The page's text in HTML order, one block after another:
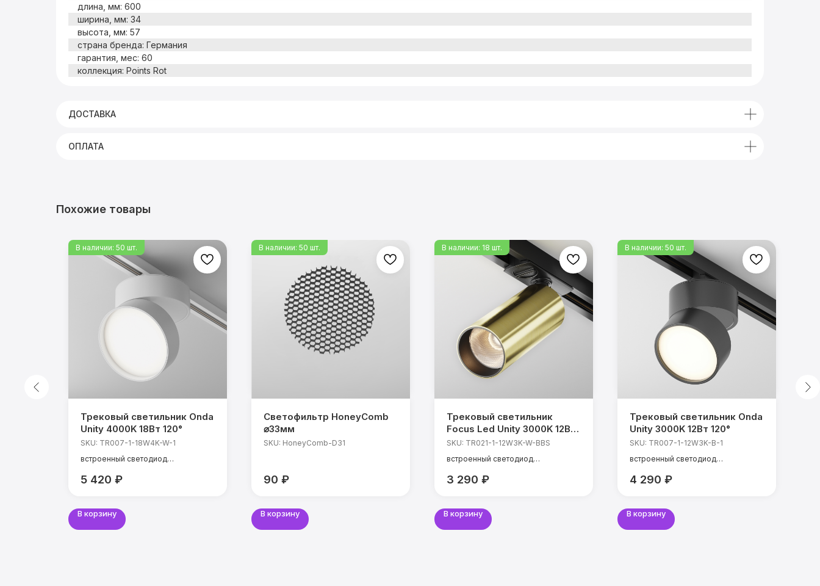
длина, мм: 600
ширина, мм: 34
высота, мм: 57
страна бренда: Германия
гарантия, мес: 60
коллекция: Points Rot
ДОСТАВКА
ОПЛАТА
Похожие товары
Трековый светильник Onda
Unity 4000K 18Вт 120°
SKU: TR007-1-18W4K-W-1
встроенный светодиод
температура света: 4000 К
5 420 ₽
В корзину
Светофильтр HoneyComb
⌀33мм
SKU: HoneyComb-D31
90 ₽
В корзину
Трековый светильник
Focus Led Unity 3000K 12Вт
50°
SKU: TR021-1-12W3K-W-BBS
встроенный светодиод
температура света: 3000 К
3 290 ₽
В корзину
Трековый светильник Onda
Unity 3000K 12Вт 120°
SKU: TR007-1-12W3K-B-1
встроенный светодиод
температура света: 3000 К
4 290 ₽
В корзину